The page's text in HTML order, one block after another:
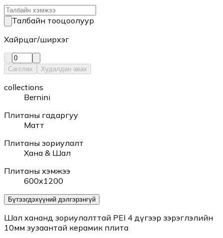
Талбайн тооцоолуур
Хайрцаг/ширхэг
Сагслах Худалдан авах
collections
Bernini
Плитаны гадаргуу
Матт
Плитаны зориулалт
Хана & Шал
Плитаны хэмжээ
600x1200
Бүтээгдэхүүний дэлгэрэнгүй
Шал хананд зориулалттай PEI 4 дүгээр зэрэглэлийн
10мм зузаантай керамик плита